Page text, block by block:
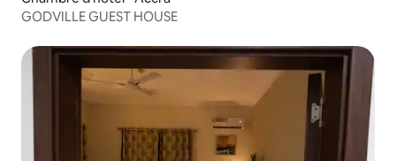
GODVILLE GUEST HOUSE